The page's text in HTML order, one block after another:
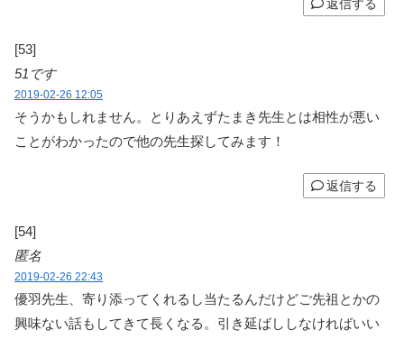
返信する
[53]
51です
2019-02-26 12:05
そうかもしれません。とりあえずたまき先生とは相性が悪い
ことがわかったので他の先生探してみます！
返信する
[54]
匿名
2019-02-26 22:43
優羽先生、寄り添ってくれるし当たるんだけどご先祖とかの
興味ない話もしてきて長くなる。引き延ばししなければいい